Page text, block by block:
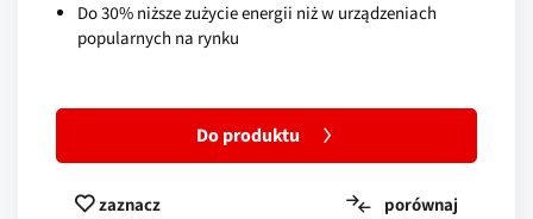
Do 30% niższe zużycie energii niż w urządzeniach
popularnych na rynku
Do produktu
zaznacz porównaj